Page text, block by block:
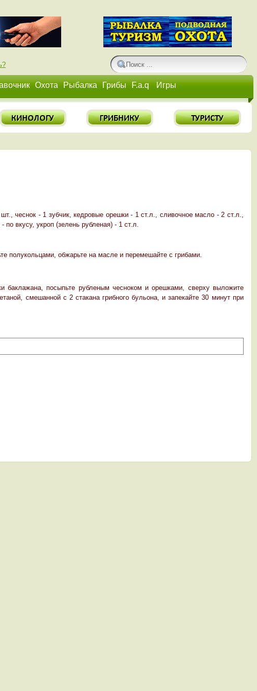
Охота Рыбалка Грибы F.a.q Игры
чеснок - 1 зубчик, кедровые орешки - 1 ст.л., сливочное масло - 2 ст.л.,
вкусу, укроп (зелень рубленая) - 1 ст.л.
полукольцами, обжарьте на масле и перемешайте с грибами.
посыпьте рубленым чесноком и орешками, сверху выложите
смешанной с 2 стакана грибного бульона, и запекайте 30 минут при